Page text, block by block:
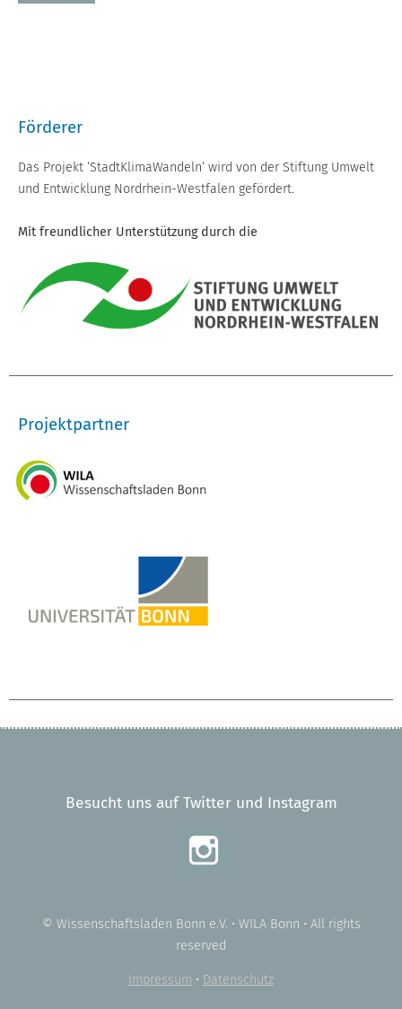
Förderer
Das Projekt ’StadtKlimaWandeln’ wird von der Stiftung Umwelt
und Entwicklung Nordrhein-Westfalen gefördert.
Mit freundlicher Unterstützung durch die
Projektpartner
Besucht uns auf Twitter und Instagram
© Wissenschaftsladen Bonn e.V. • WILA Bonn • All rights
reserved
Impressum • Datenschutz